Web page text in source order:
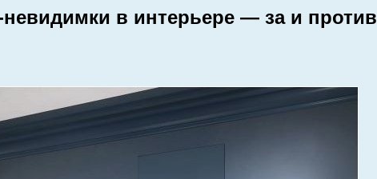
в интерьере — за и против